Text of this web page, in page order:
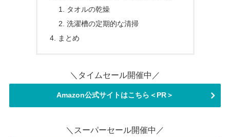
タオルの乾燥
洗濯槽の定期的な清掃
まとめ
＼タイムセール開催中／
Amazon公式サイトはこちら＜PR＞
＼スーパーセール開催中／